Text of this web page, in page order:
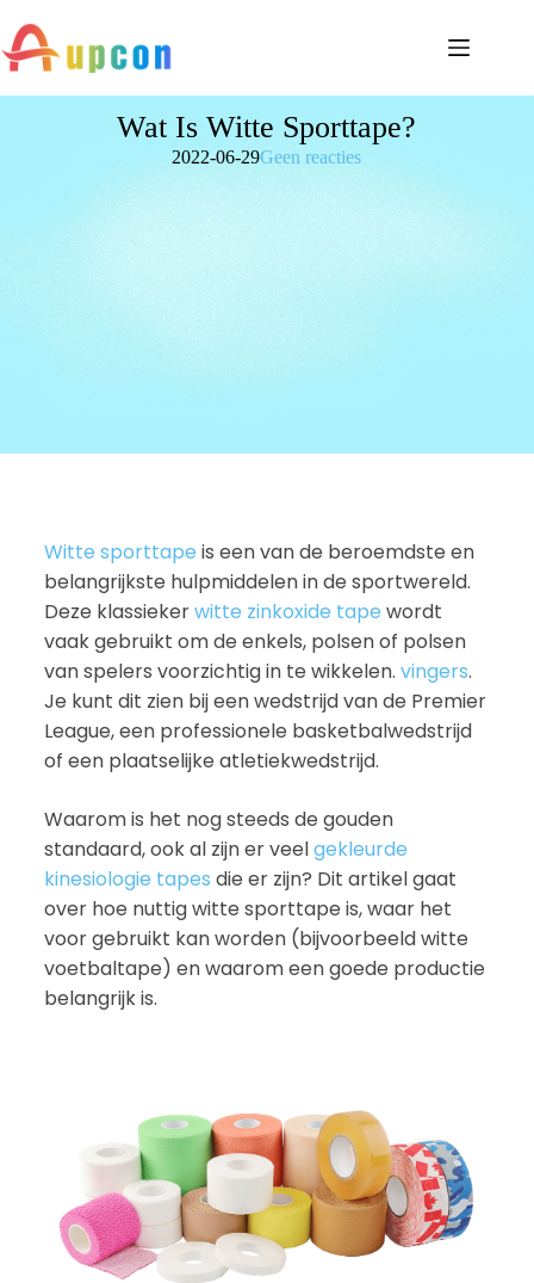
Wat Is Witte Sporttape?
2022-06-29Geen reacties
Witte sporttape is een van de beroemdste en
belangrijkste hulpmiddelen in de sportwereld.
Deze klassiekerwitte zinkoxide tape wordt
vaak gebruikt om de enkels, polsen of polsen
van spelers voorzichtig in te wikkelen. vingers.
Je kunt dit zien bij een wedstrijd van de Premier
League, een professionele basketbalwedstrijd
of een plaatselijke atletiekwedstrijd.
Waarom is het nog steeds de gouden
standaard, ook al zijn er veelgekleurde
kinesiologie tapes die er zijn? Dit artikel gaat
over hoe nuttig witte sporttape is, waar het
voor gebruikt kan worden (bijvoorbeeld witte
voetbaltape) en waarom een goede productie
belangrijk is.